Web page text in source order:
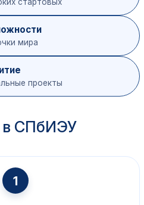
40
40
IT в проф. деятельности 40
стартовых
мира
проекты
в СПбИЭУ
1